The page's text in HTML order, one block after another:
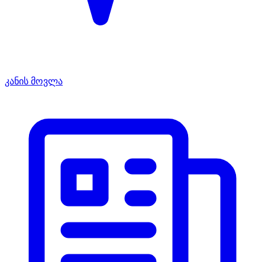
კანის მოვლა